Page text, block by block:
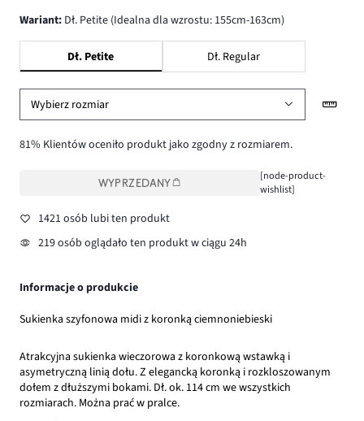
wariant: Dł. Petite (Idealna dla wzrostu: 155cm-163cm)
Dł. Petite Dł. Regular
Wybierz rozmiar
81% Klientów oceniło produkt jako zgodny z rozmiarem.
WYPRZEDANY
[node-product-
wishlist]
1421 osób lubi ten produkt
219 osób oglądało ten produkt w ciągu 24h
Informacje o produkcie
Sukienka szyfonowa midi z koronką ciemnoniebieski
Atrakcyjna sukienka wieczorowa z koronkową wstawką i
asymetryczną linią dołu. Z elegancką koronką i rozkloszowanym
dołem z dłuższymi bokami. Dł. ok. 114 cm we wszystkich
rozmiarach. Można prać w pralce.